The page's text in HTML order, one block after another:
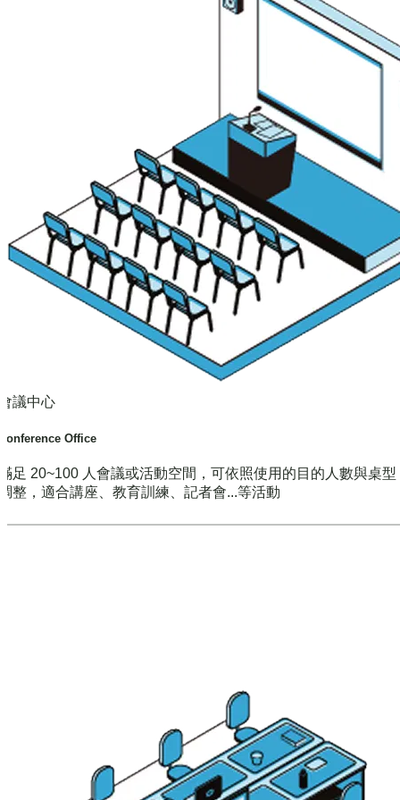
議中心
Office
足 20~100 人會議或活動空間，可依照使用的目的人數與桌型
整，適合講座、教育訓練、記者會...等活動